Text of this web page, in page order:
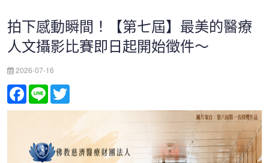
拍下感動瞬間！【第七屆】最美的醫療
人文攝影比賽即日起開始徵件〜
2026-07-16
Facebook
Line